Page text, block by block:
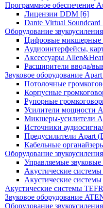
Программное обеспечение
Лицензии DDM [6]
Dante Virtual Soundcard
Оборудование
Цифровые микшерные
Аудиоинтерфейсы,
Аксессуары
Расширители ввода/
Звуковое оборудование
Потолочные
Корпусные
Рупорные
Усилители мощности
Микшеры-усилители
Источники
Предусилители Apart
Кабельные
Оборудование
Управляемые
Акустические
Акустические
Акустические системы
Звуковое оборудование
Оборудование